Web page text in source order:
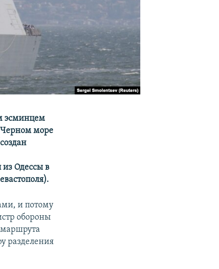
эсминцем
Черном море
из Одессы в
и потому
обороны
маршрута
разделения